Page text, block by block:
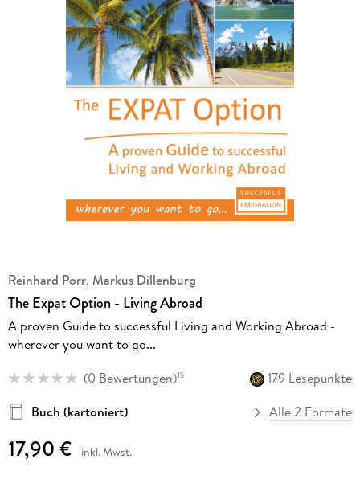
Reinhard Porr, Markus Dillenburg
The Expat Option - Living Abroad
A proven Guide to successful Living and Working Abroad -
wherever you want to go...
(0 Bewertungen)15
179 Lesepunkte
Buch (kartoniert)
Alle 2 Formate
17,90 € inkl. Mwst.